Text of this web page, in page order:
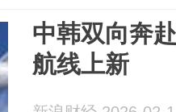
中韩双向奔
航线上新